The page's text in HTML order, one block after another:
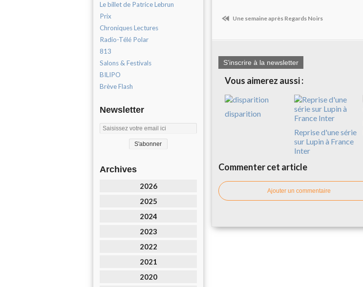
Le billet de Patrice Lebrun
Prix
Chroniques Lectures
Radio-Télé Polar
813
Salons & Festivals
BILIPO
Brève Flash
Newsletter
Archives
2026
2025
2024
2023
2022
2021
2020
Une semaine après Regards Noirs
S'inscrire à la newsletter
Vous aimerez aussi :
disparition
Reprise d'une série
sur Lupin à France
Inter
Commenter cet article
Ajouter un commentaire